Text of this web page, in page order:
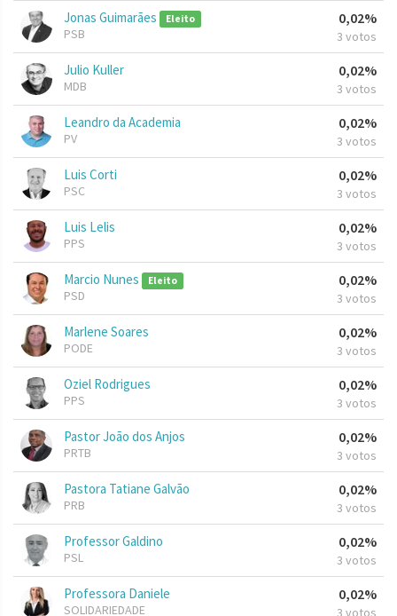
Jonas Guimarães Eleito
PSB
0,02%
3 votos
Julio Kuller
MDB
0,02%
3 votos
Leandro da Academia
PV
0,02%
3 votos
Luis Corti
PSC
0,02%
3 votos
Luis Lelis
PPS
0,02%
3 votos
Marcio Nunes Eleito
PSD
0,02%
3 votos
Marlene Soares
PODE
0,02%
3 votos
Oziel Rodrigues
PPS
0,02%
3 votos
Pastor João dos Anjos
PRTB
0,02%
3 votos
Pastora Tatiane Galvão
PRB
0,02%
3 votos
Professor Galdino
PSL
0,02%
3 votos
Professora Daniele
SOLIDARIEDADE
0,02%
3 votos